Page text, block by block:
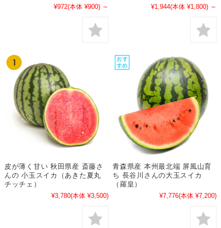
¥972(本体 ¥900) ～ ¥1,944(本体 ¥1,800) ～
皮が薄く甘い 秋田県産 斎藤さ
んの 小玉スイカ（あきた夏丸
チッチェ）
¥3,780(本体 ¥3,500)
青森県産 本州最北端 屏風山育
ち 長谷川さんの大玉スイカ
（羅皇）
¥7,776(本体 ¥7,200)